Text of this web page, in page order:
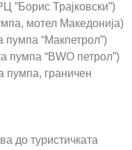
”Борис Трајковски”)
мотел Македонија)
“Макпетрол”)
пумпа “BWO петрол”)
пумпа, граничен
до туристичката